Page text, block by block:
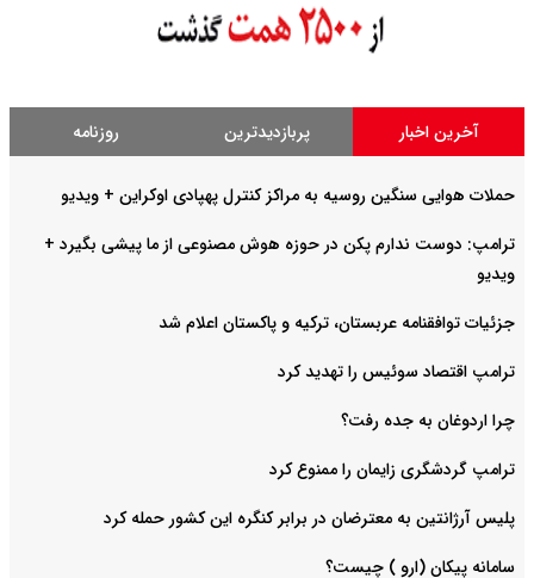
آخرین اخبار پربازدیدترین روزنامه
حملات هوایی سنگین روسیه به مراکز کنترل پهپادی اوکراین + ویدیو
ترامپ: دوست ندارم پکن در حوزه هوش مصنوعی از ما پیشی بگیرد +
ویدیو
جزئیات توافقنامه عربستان، ترکیه و پاکستان اعلام شد
ترامپ اقتصاد سوئیس را تهدید کرد
چرا اردوغان به جده رفت؟
ترامپ گردشگری زایمان را ممنوع کرد
پلیس آرژانتین به معترضان در برابر کنگره این کشور حمله کرد
سامانه پیکان (ارو ) چیست؟